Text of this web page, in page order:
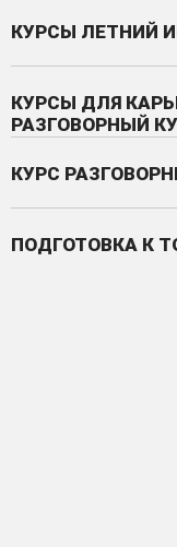
КУРСЫ ЛЕТНИЙ
КУРСЫ ДЛЯ
РАЗГОВОРНЫЙ
КУРС
ПОДГОТОВКА К